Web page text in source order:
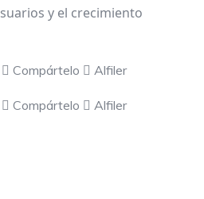
y el crecimiento
Compártelo Alfiler
Compártelo Alfiler